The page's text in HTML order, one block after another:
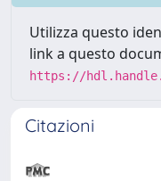
Utilizza questo
link a questo
https://
Citazioni